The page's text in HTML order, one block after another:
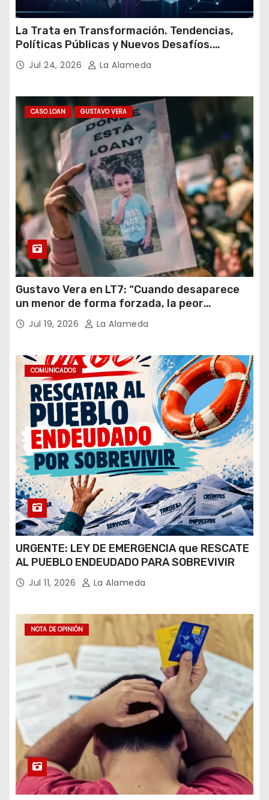
La Trata en Transformación. Tendencias,
Políticas Públicas y Nuevos Desafíos.
Argentina y el Mundo – Julio 2026
Jul 24, 2026 La Alameda
CASO LOAN GUSTAVO VERA
Gustavo Vera en LT7: “Cuando desaparece
un menor de forma forzada, la peor
hipótesis es trata, y así debe seguir
caratulado el caso Loan”
Jul 19, 2026 La Alameda
COMUNICADOS
URGENTE: LEY DE EMERGENCIA que RESCATE
AL PUEBLO ENDEUDADO PARA SOBREVIVIR
Jul 11, 2026 La Alameda
NOTA DE OPINIÓN